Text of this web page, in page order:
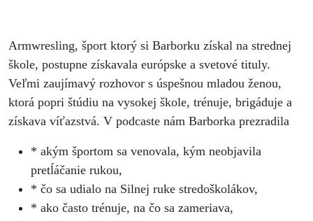
rukou
Armwresling, šport ktorý si Barborku získal na strednej
škole, postupne získavala európske a svetové tituly.
Veľmi zaujímavý rozhovor s úspešnou mladou ženou,
ktorá popri štúdiu na vysokej škole, trénuje, brigáduje a
získava víťazstvá. V podcaste nám Barborka prezradila
* akým športom sa venovala, kým neobjavila
pretĺáčanie rukou,
* čo sa udialo na Silnej ruke stredoškolákov,
* ako často trénuje, na čo sa zameriava,